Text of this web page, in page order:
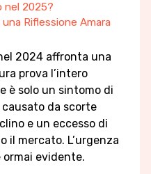
nel 2025?
Riflessione Amara
2024 affronta una
prova l’intero
è solo un sintomo di
da scorte
e un eccesso di
il mercato. L’urgenza
evidente.